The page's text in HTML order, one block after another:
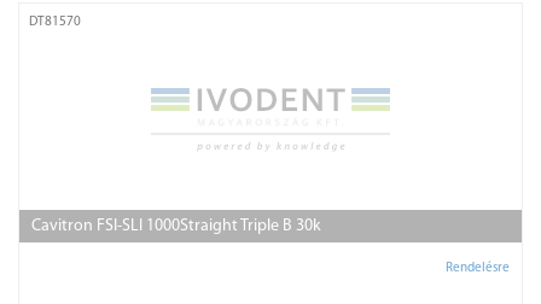
DT81570
Cavitron FSI-SLI 1000Straight Triple B 30k
Rendelésre